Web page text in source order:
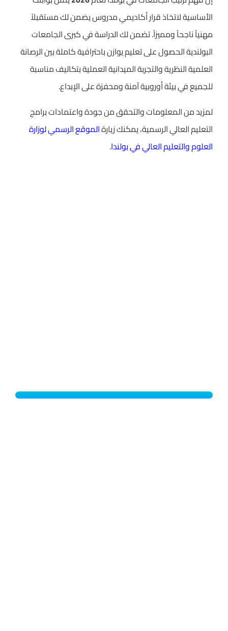
الأساسية لاتخاذ قرار أكاديمي مدروس يضمن لك مستقبلاً
مهنياً ناجحاً ومميزاً. تضمن لك الدراسة في كبرى الجامعات
البولندية الحصول على تعليم يوازن باحترافية كاملة بين الرصانة
العلمية النظرية والتجربة الميدانية العملية بتكاليف مناسبة
للجميع في بيئة أوروبية آمنة ومحفزة على الإبداع.
لمزيد من المعلومات والتحقق من جودة واعتمادات برامج
التعليم العالي الرسمية، يمكنك زيارةالموقع الرسمي لوزارة
العلوم والتعليم العالي في بولندا.